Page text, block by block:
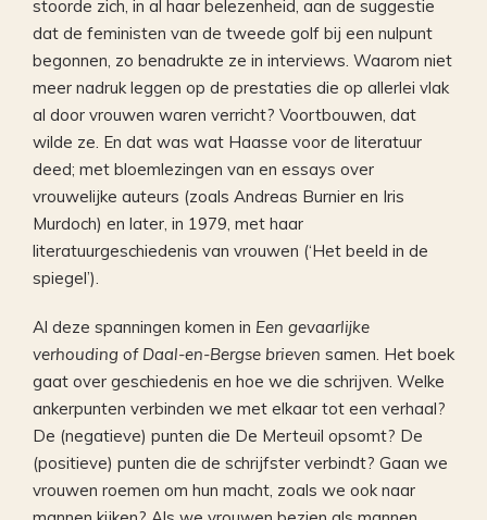
stoorde zich, in al haar belezenheid, aan de suggestie
dat de feministen van de tweede golf bij een nulpunt
begonnen, zo benadrukte ze in interviews. Waarom niet
meer nadruk leggen op de prestaties die op allerlei vlak
al door vrouwen waren verricht? Voortbouwen, dat
wilde ze. En dat was wat Haasse voor de literatuur
deed; met bloemlezingen van en essays over
vrouwelijke auteurs (zoals Andreas Burnier en Iris
Murdoch) en later, in 1979, met haar
literatuurgeschiedenis van vrouwen (‘Het beeld in de
spiegel’).
Al deze spanningen komen in Een gevaarlijke
verhouding of Daal-en-Bergse brieven samen. Het boek
gaat over geschiedenis en hoe we die schrijven. Welke
ankerpunten verbinden we met elkaar tot een verhaal?
De (negatieve) punten die De Merteuil opsomt? De
(positieve) punten die de schrijfster verbindt? Gaan we
vrouwen roemen om hun macht, zoals we ook naar